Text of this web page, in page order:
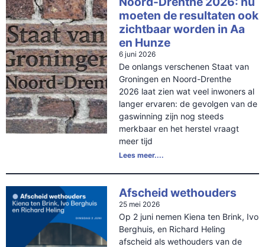
moeten de resultaten ook
zichtbaar worden in Aa
en Hunze
6 juni 2026
De onlangs verschenen Staat van
Groningen en Noord-Drenthe
2026 laat zien wat veel inwoners al
langer ervaren: de gevolgen van de
gaswinning zijn nog steeds
merkbaar en het herstel vraagt
meer tijd
Lees meer....
Afscheid wethouders
25 mei 2026
Op 2 juni nemen Kiena ten Brink, Ivo
Berghuis, en Richard Heling
afscheid als wethouders van de